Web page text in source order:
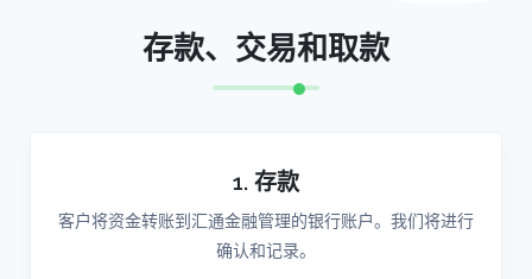
存款、交易和取款
1. 存款
客户将资金转账到汇通金融管理的银行账户。我们将进行
确认和记录。